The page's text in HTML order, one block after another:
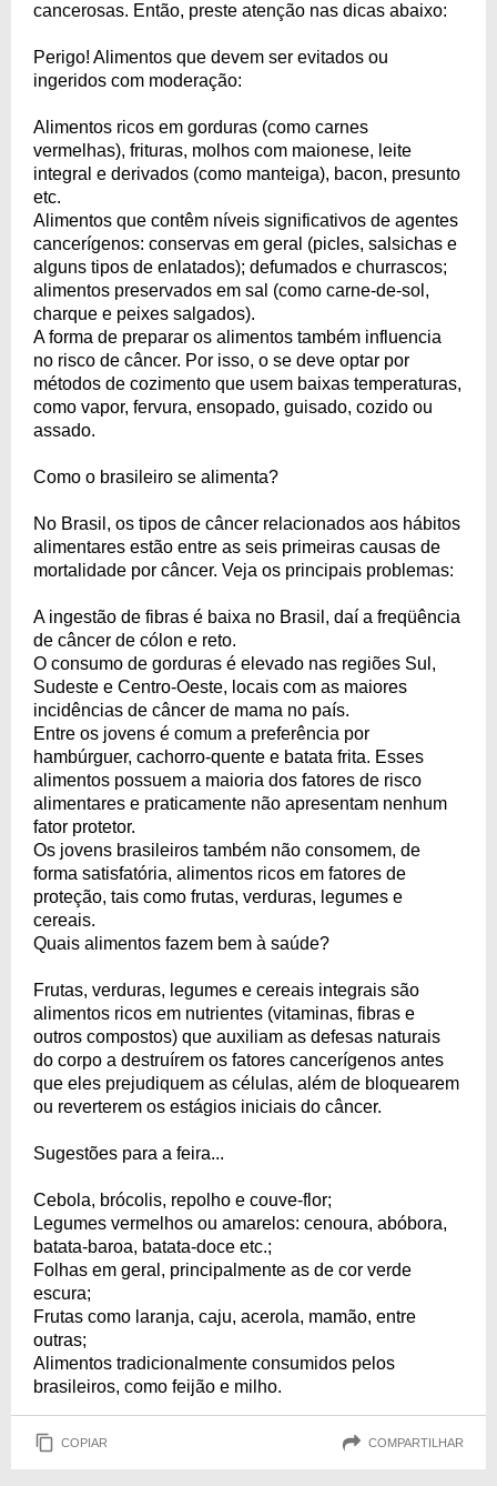
cancerosas. Então, preste atenção nas dicas abaixo:
Perigo! Alimentos que devem ser evitados ou
ingeridos com moderação:
Alimentos ricos em gorduras (como carnes
vermelhas), frituras, molhos com maionese, leite
integral e derivados (como manteiga), bacon, presunto
etc.
Alimentos que contêm níveis significativos de agentes
cancerígenos: conservas em geral (picles, salsichas e
alguns tipos de enlatados); defumados e churrascos;
alimentos preservados em sal (como carne-de-sol,
charque e peixes salgados).
A forma de preparar os alimentos também influencia
no risco de câncer. Por isso, o se deve optar por
métodos de cozimento que usem baixas temperaturas,
como vapor, fervura, ensopado, guisado, cozido ou
assado.
Como o brasileiro se alimenta?
No Brasil, os tipos de câncer relacionados aos hábitos
alimentares estão entre as seis primeiras causas de
mortalidade por câncer. Veja os principais problemas:
A ingestão de fibras é baixa no Brasil, daí a freqüência
de câncer de cólon e reto.
O consumo de gorduras é elevado nas regiões Sul,
Sudeste e Centro-Oeste, locais com as maiores
incidências de câncer de mama no país.
Entre os jovens é comum a preferência por
hambúrguer, cachorro-quente e batata frita. Esses
alimentos possuem a maioria dos fatores de risco
alimentares e praticamente não apresentam nenhum
fator protetor.
Os jovens brasileiros também não consomem, de
forma satisfatória, alimentos ricos em fatores de
proteção, tais como frutas, verduras, legumes e
cereais.
Quais alimentos fazem bem à saúde?
Frutas, verduras, legumes e cereais integrais são
alimentos ricos em nutrientes (vitaminas, fibras e
outros compostos) que auxiliam as defesas naturais
do corpo a destruírem os fatores cancerígenos antes
que eles prejudiquem as células, além de bloquearem
ou reverterem os estágios iniciais do câncer.
Sugestões para a feira...
Cebola, brócolis, repolho e couve-flor;
Legumes vermelhos ou amarelos: cenoura, abóbora,
batata-baroa, batata-doce etc.;
Folhas em geral, principalmente as de cor verde
escura;
Frutas como laranja, caju, acerola, mamão, entre
outras;
Alimentos tradicionalmente consumidos pelos
brasileiros, como feijão e milho.
COPIAR COMPARTILHAR